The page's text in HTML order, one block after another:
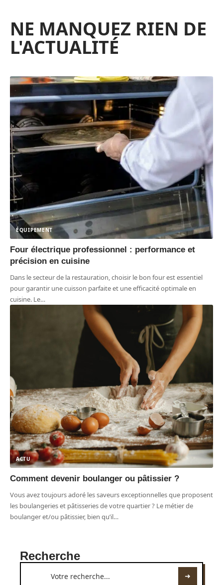
NE MANQUEZ RIEN DE
L'ACTUALITÉ
ÉQUIPEMENT
Four électrique professionnel : performance et
précision en cuisine
Dans le secteur de la restauration, choisir le bon four est essentiel
pour garantir une cuisson parfaite et une efficacité optimale en
cuisine. Le…
ACTU
Comment devenir boulanger ou pâtissier ?
Vous avez toujours adoré les saveurs exceptionnelles que proposent
les boulangeries et pâtisseries de votre quartier ? Le métier de
boulanger et/ou pâtissier, bien qu’il…
Recherche